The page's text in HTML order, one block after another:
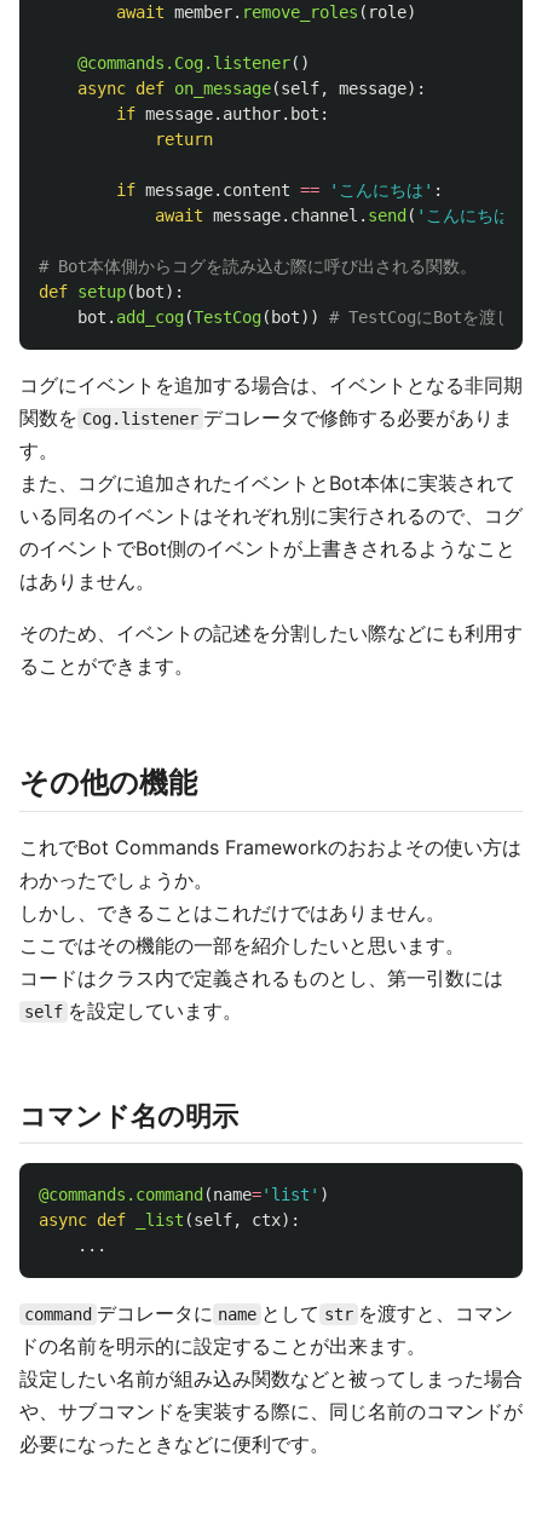
await member. remove_roles ( role)
@commands.Cog.listener()
async def on_message(self, message):
if message. author. bot :
return
if message. content == ' こんにちは ' :
await message. channel . send ( ' こんにちは
def setup( bot):
bot . add_cog(TestCog( bot))
コグにイベントを追加する場合は、イベントとなる非同期
関数を Cog.listener デコレータで修飾する必要がありま
す。
また、コグに追加されたイベントとBot本体に実装されて
いる同名のイベントはそれぞれ別に実行されるので、コグ
のイベントでBot側のイベントが上書きされるようなこと
はありません。
そのため、イベントの記述を分割したい際などにも利用す
ることができます。
その他の機能
これでBot Commands Frameworkのおおよその使い方は
わかったでしょうか。
しかし、できることはこれだけではありません。
ここではその機能の一部を紹介したいと思います。
コードはクラス内で定義されるものとし、第一引数には
self を設定しています。
コマンド名の明示
@commands.command (name=' list ' )
async def _list (self, ctx):
...
command デコレータに name として str を渡すと、コマン
ドの名前を明示的に設定することが出来ます。
設定したい名前が組み込み関数などと被ってしまった場合
や、サブコマンドを実装する際に、同じ名前のコマンドが
必要になったときなどに便利です。